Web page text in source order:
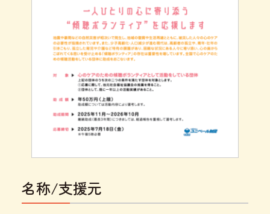
名称/支援元